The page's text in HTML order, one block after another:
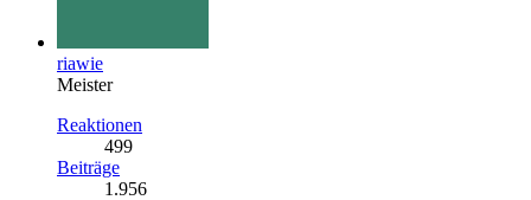
riawie
Meister
Reaktionen
499
Beiträge
1.956